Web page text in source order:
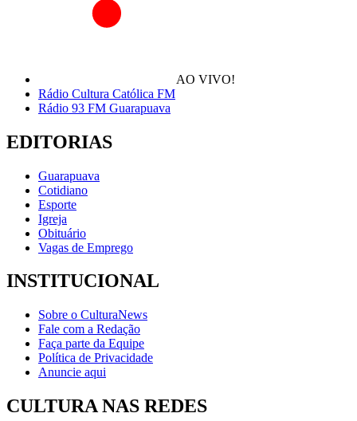
AO VIVO!
Rádio Cultura Católica FM
Rádio 93 FM Guarapuava
EDITORIAS
Guarapuava
Cotidiano
Esporte
Igreja
Obituário
Vagas de Emprego
INSTITUCIONAL
Sobre o CulturaNews
Fale com a Redação
Faça parte da Equipe
Política de Privacidade
Anuncie aqui
CULTURA NAS REDES